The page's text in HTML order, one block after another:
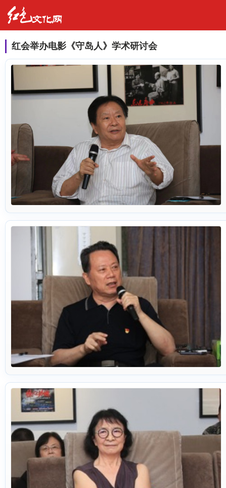
红会举办电影《守岛人》学术研讨会